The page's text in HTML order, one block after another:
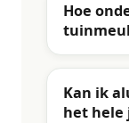
Hoe
Kan ik
het hele